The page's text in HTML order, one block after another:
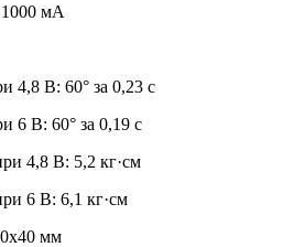
мА
4,8 В: 60° за 0,23 с
6 В: 60° за 0,19 с
4,8 В: 5,2 кг·см
6 В: 6,1 кг·см
мм